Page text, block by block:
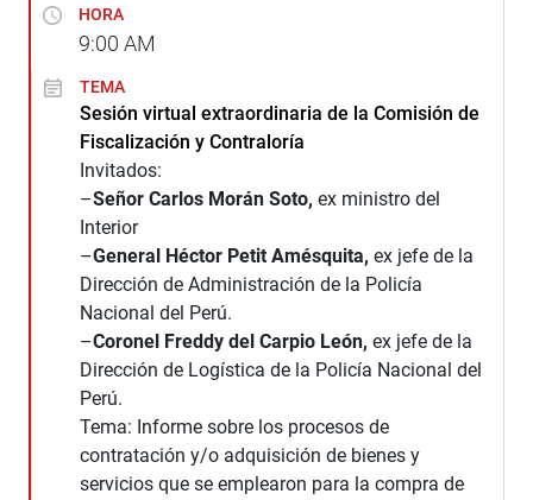
HORA
9:00 AM
TEMA
Sesión virtual extraordinaria de la Comisión de
Fiscalización y Contraloría
Invitados:
–Señor Carlos Morán Soto, ex ministro del
Interior
–General Héctor Petit Amésquita, ex jefe de la
Dirección de Administración de la Policía
Nacional del Perú.
–Coronel Freddy del Carpio León, ex jefe de la
Dirección de Logística de la Policía Nacional del
Perú.
Tema: Informe sobre los procesos de
contratación y/o adquisición de bienes y
servicios que se emplearon para la compra de